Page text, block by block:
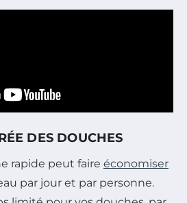
DES DOUCHES
rapide peut faire économiser
par jour et par personne.